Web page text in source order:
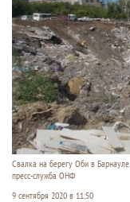
Свалка на берегу Оби в Барнауле.
пресс-служба ОНФ
9 сентября 2020 в 11:50